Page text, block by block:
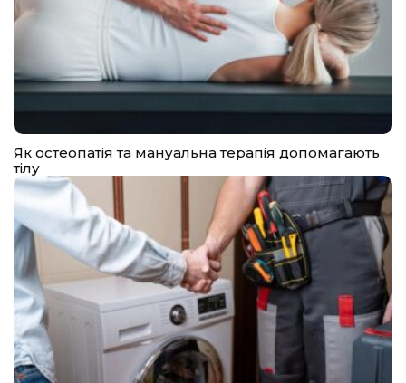
Як остеопатія та мануальна терапія допомагають
тілу